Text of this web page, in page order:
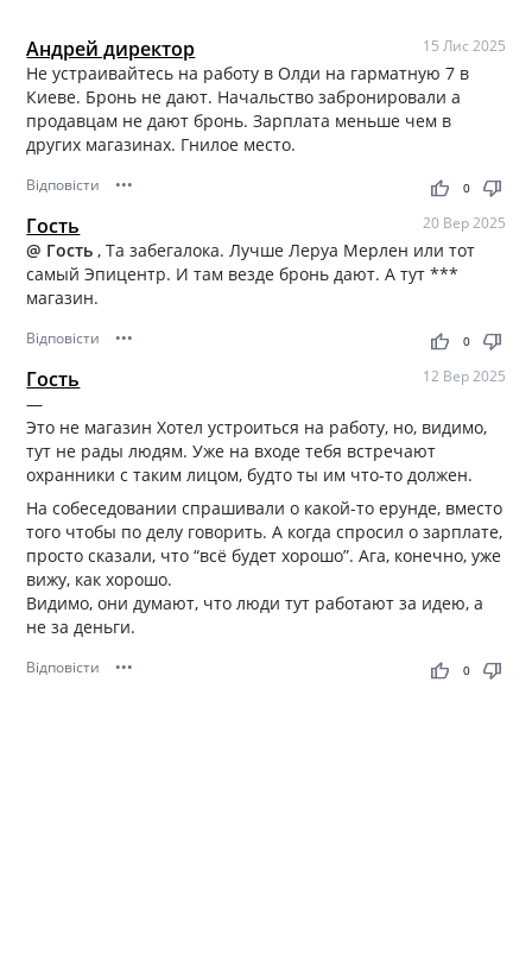
Андрей директор 15 Лис 2025
Не устраивайтесь на работу в Олди на гарматную 7 в
Киеве. Бронь не дают. Начальство забронировали а
продавцам не дают бронь. Зарплата меньше чем в
других магазинах. Гнилое место.
Відповісти ••• thumb_up thumb_down
0
Гость 20 Вер 2025
@ Гость, Та забегалока. Лучше Леруа Мерлен или тот
самый Эпицентр. И там везде бронь дают. А тут ***
магазин.
Відповісти ••• thumb_up thumb_down
0
Гость 12 Вер 2025
—
Это не магазин Хотел устроиться на работу, но, видимо,
тут не рады людям. Уже на входе тебя встречают
охранники с таким лицом, будто ты им что-то должен.
На собеседовании спрашивали о какой-то ерунде, вместо
того чтобы по делу говорить. А когда спросил о зарплате,
просто сказали, что “всё будет хорошо”. Ага, конечно, уже
вижу, как хорошо.
Видимо, они думают, что люди тут работают за идею, а
не за деньги.
Відповісти ••• thumb_up thumb_down
0